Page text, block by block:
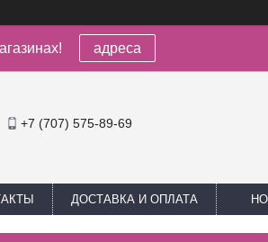
адреса
+7 (707) 575-89-69
ДОСТАВКА И ОПЛАТА